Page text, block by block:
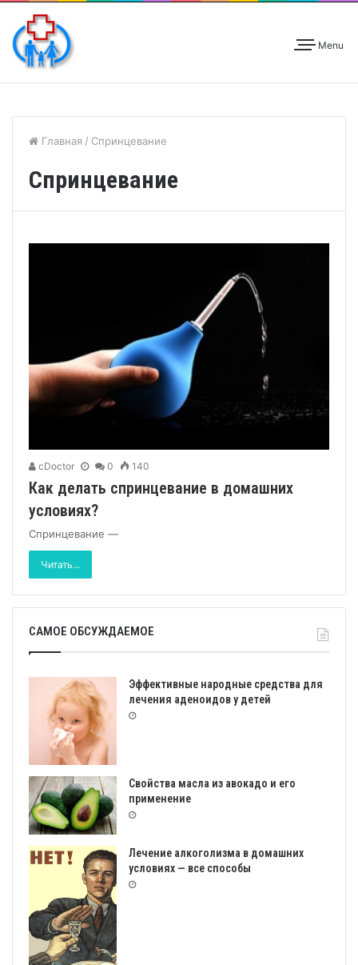
Menu
Главная / Спринцевание
Спринцевание
cDoctor 0 140
Как делать спринцевание в домашних
условиях?
Спринцевание —
Читать...
САМОЕ ОБСУЖДАЕМОЕ
Эффективные народные средства для
лечения аденоидов у детей
Свойства масла из авокадо и его
применение
Лечение алкоголизма в домашних
условиях — все способы